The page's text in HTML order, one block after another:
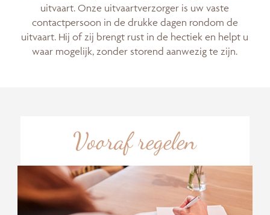
uitvaart. Onze uitvaartverzorger is uw vaste
contactpersoon in de drukke dagen rondom de
uitvaart. Hij of zij brengt rust in de hectiek en helpt u
waar mogelijk, zonder storend aanwezig te zijn.
Vooraf regelen